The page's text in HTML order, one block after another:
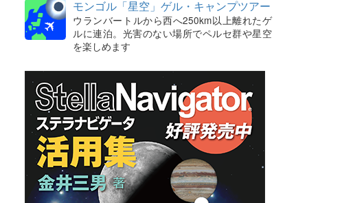
モンゴル「星空」ゲル・キャンプツアー
ウランバートルから西へ250km以上離れたゲ
ルに連泊。光害のない場所でペルセ群や星空
を楽しめます